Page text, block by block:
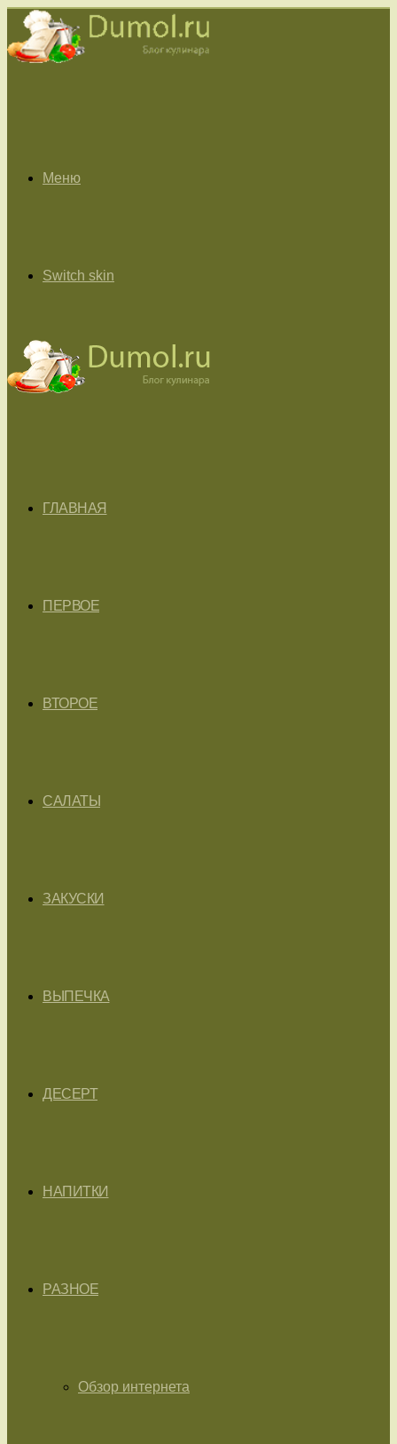
Меню
Switch skin
ГЛАВНАЯ
ПЕРВОЕ
ВТОРОЕ
САЛАТЫ
ЗАКУСКИ
ВЫПЕЧКА
ДЕСЕРТ
НАПИТКИ
РАЗНОЕ
Обзор интернета